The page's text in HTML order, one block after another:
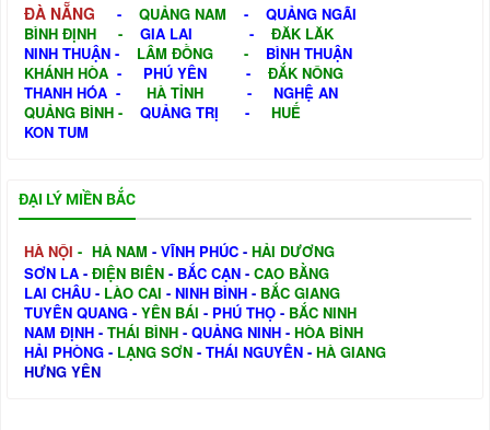
ĐÀ NẴNG - QUẢNG NAM - QUẢNG NGÃI
BÌNH ĐỊNH
- GIA LAI - ĐĂK LĂK
NINH THUẬN - LÂM ĐỒNG - BÌNH THUẬN
KHÁNH HÒA - PHÚ YÊN -
ĐẮK NÔNG
THANH HÓA - HÀ TỈNH -
NGHỆ AN
QUẢNG BÌNH - QUẢNG TRỊ -
HUẾ
KON TUM
ĐẠI LÝ MIỀN BẮC
HÀ NỘI - HÀ NAM - VĨNH PHÚC - HẢI DƯƠNG
SƠN LA - ĐIỆN BIÊN - BẮC CẠN - CAO BẰNG
LAI CHÂU - LÀO CAI - NINH BÌNH - BẮC GIANG
TUYÊN QUANG - YÊN BÁI - PHÚ THỌ - BẮC NINH
NAM ĐỊNH - THÁI BÌNH - QUẢNG NINH - HÒA BÌNH
HẢI PHÒNG - LẠNG SƠN - THÁI NGUYÊN - HÀ GIANG
HƯNG YÊN